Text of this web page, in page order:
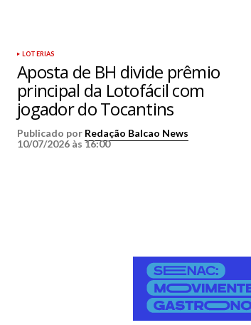
LOTERIAS
Aposta de BH divide prêmio
principal da Lotofácil com
jogador do Tocantins
Publicado por Redação Balcao News
10/07/2026 às 16:00